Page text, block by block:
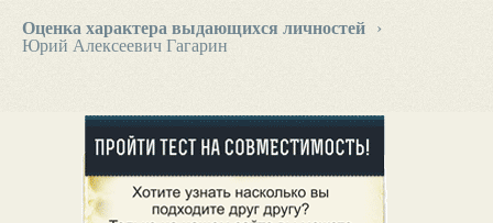
Оценка характера выдающихся личностей
›
Юрий Алексеевич Гагарин